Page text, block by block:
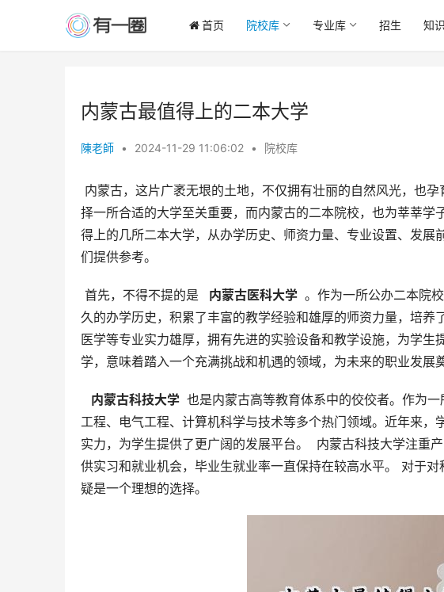
首页 院校库 专业库 招生 知
内蒙古最值得上的二本大学
陳老師 • 2024-11-29 11:06:02 • 院校库
择一所合适的大学至关重要，而内蒙古的二本院校，也为莘莘
得上的几所二本大学，从办学历史、师资力量、专业设置、发
们提供参考。
首先，不得不提的是
  内蒙古医科大学
。作为一所公办二本院
久的办学历史，积累了丰富的教学经验和雄厚的师资力量，培
医学等专业实力雄厚，拥有先进的实验设备和教学设施，为学
学，意味着踏入一个充满挑战和机遇的领域，为未来的职业发展
  内蒙古科技大学
也是内蒙古高等教育体系中的佼佼者。作为
工程、电气工程、计算机科学与技术等多个热门领域。近年来
实力，为学生提供了更广阔的发展平台。  内蒙古科技大学注重
供实习和就业机会，毕业生就业率一直保持在较高水平。 对于
疑是一个理想的选择。